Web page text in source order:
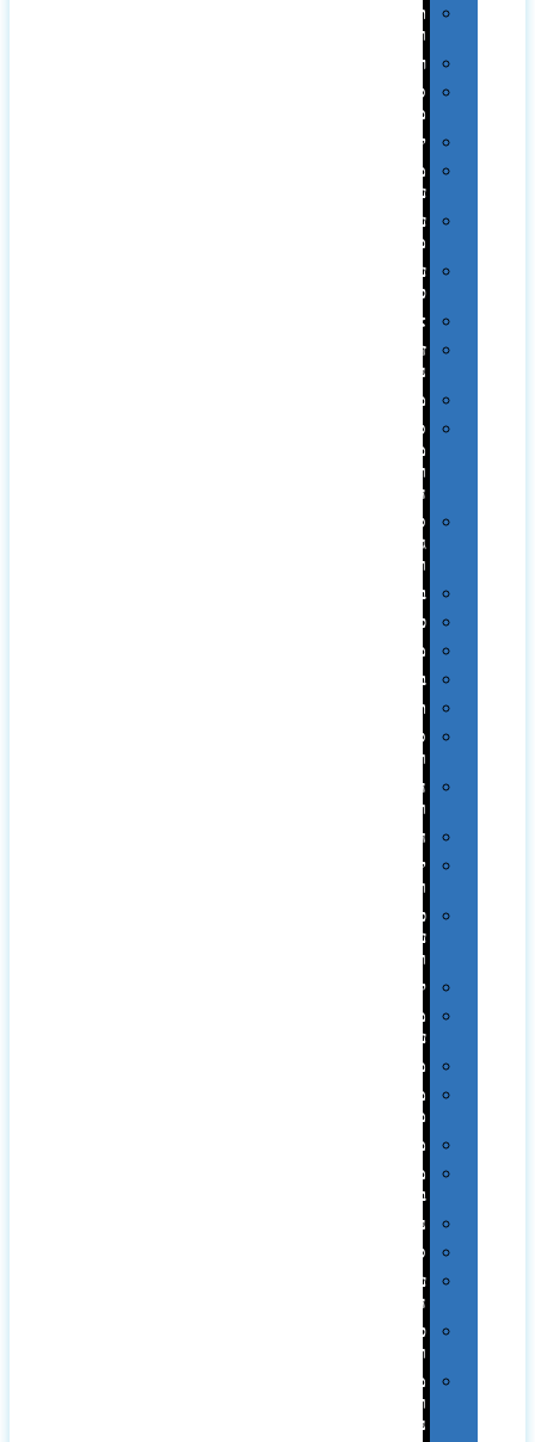
תערוכות
וכנסים
רמקולים
סוכריות
ממותגות
יודאיקה
מארזי
עטים
עטי
מתכת
עטי
פלסטיק
אוזניות
זכרונות
ניידים
מפצלים
סביבת
מחשב
וציוד
היקפי
סוללות
גיבוי
ומטענים
ביגוד
כובעים
מגבות
בקבוקים
תרמי
ספלים
וכוסות
הוקרה
ואומנות
חגים
יין
ומארזים
כלי
עבודה
ופנסים
למטבח
מוצרי
עור
מחברות
מחזיקי
מפתחות
משחקים
מתנה
בפחית
נסיעות
ספורט
על
השולחן…
פינוק
וספא
מזוודות
ותיקי
נסיעות